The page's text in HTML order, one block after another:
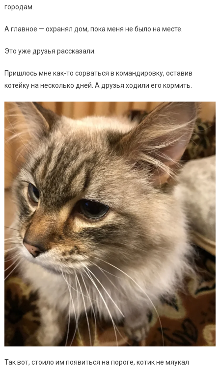
городам.
А главное — охранял дом, пока меня не было на месте.
Это уже друзья рассказали.
Пришлось мне как-то сорваться в командировку, оставив
котейку на несколько дней. А друзья ходили его кормить.
Так вот, стоило им появиться на пороге, котик не мяукал